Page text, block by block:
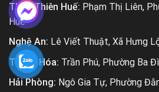
Thừa Thiên Huế: Phạm Thị Liên,
Huế
Nghệ An: Lê Viết Thuật, Xã Hưng
Thanh Hóa: Trần Phú, Phường Ba
Hải Phòng: Ngô Gia Tự, Phường